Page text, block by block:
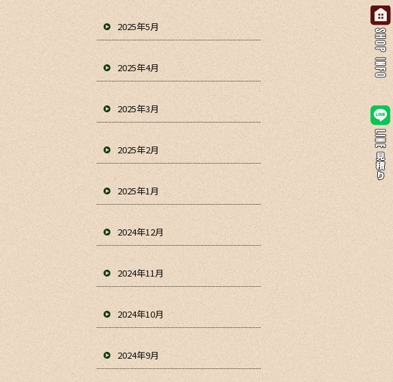
2025年5月
2025年4月
2025年3月
2025年2月
2025年1月
2024年12月
2024年11月
2024年10月
2024年9月